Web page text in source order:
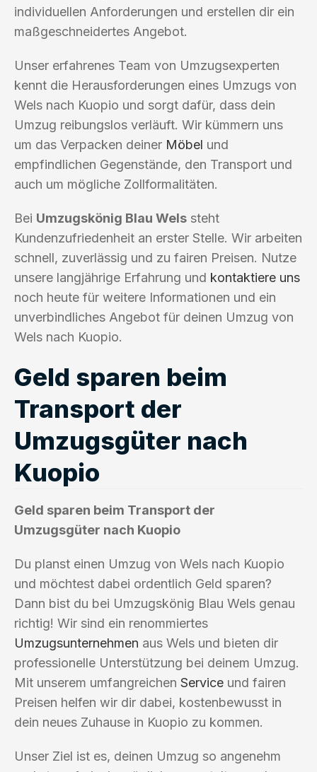
individuellen Anforderungen und erstellen dir ein
maßgeschneidertes Angebot.
Unser erfahrenes Team von Umzugsexperten
kennt die Herausforderungen eines Umzugs von
Wels nach Kuopio und sorgt dafür, dass dein
Umzug reibungslos verläuft. Wir kümmern uns
um das Verpacken deiner Möbel und
empfindlichen Gegenstände, den Transport und
auch um mögliche Zollformalitäten.
Bei Umzugskönig Blau Wels steht
Kundenzufriedenheit an erster Stelle. Wir arbeiten
schnell, zuverlässig und zu fairen Preisen. Nutze
unsere langjährige Erfahrung und kontaktiere uns
noch heute für weitere Informationen und ein
unverbindliches Angebot für deinen Umzug von
Wels nach Kuopio.
Geld sparen beim
Transport der
Umzugsgüter nach
Kuopio
Geld sparen beim Transport der
Umzugsgüter nach Kuopio
Du planst einen Umzug von Wels nach Kuopio
und möchtest dabei ordentlich Geld sparen?
Dann bist du bei Umzugskönig Blau Wels genau
richtig! Wir sind ein renommiertes
Umzugsunternehmen aus Wels und bieten dir
professionelle Unterstützung bei deinem Umzug.
Mit unserem umfangreichen Service und fairen
Preisen helfen wir dir dabei, kostenbewusst in
dein neues Zuhause in Kuopio zu kommen.
Unser Ziel ist es, deinen Umzug so angenehm